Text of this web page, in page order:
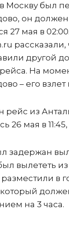
Москву был
он должен
27 мая в
рассказали,
другой
На
– его взлет
рейс из
26 мая в
задержан
вылететь из
разместили в
на 3 часа.